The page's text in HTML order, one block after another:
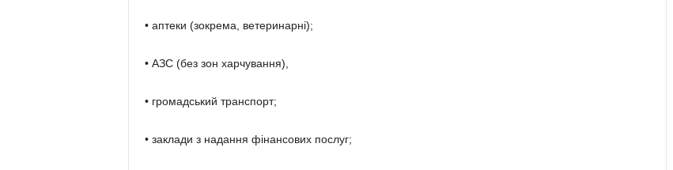
• аптеки (зокрема, ветеринарні);
• АЗС (без зон харчування),
• громадський транспорт;
• заклади з надання фінансових послуг;